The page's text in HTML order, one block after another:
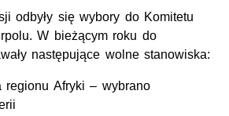
odbyły się wybory do Komitetu
W bieżącym roku do
następujące wolne stanowiska:
regionu Afryki – wybrano